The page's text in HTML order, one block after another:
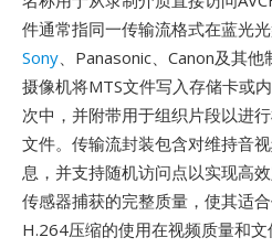
件通常指同一传输流格式在蓝光
Sony、Panasonic、Canon及其
摄像机将MTS文件写入存储卡或
次中，并附带用于组织片段以进
文件。传输流封装包含对维持音
息，并支持随机访问点以实现高
传感器捕获的完整质量，使其适
H.264压缩的使用在视频质量和